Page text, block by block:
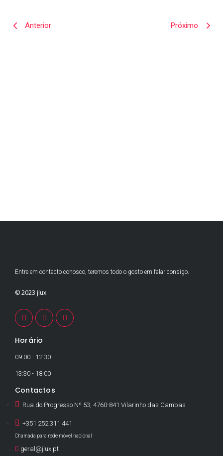
Anterior Próximo
Entre em contacto conosco, teremos todo o gosto em falar consigo.
© 2023 jlux
Horário
09:00 - 12:30
13:30 - 18:00
Contactos
Rua do Progresso Nº 53, 4760-841 Vilarinho das Cambas
+351 252 311 441
Chamada para rede móvel nacional
geral@jlux.pt